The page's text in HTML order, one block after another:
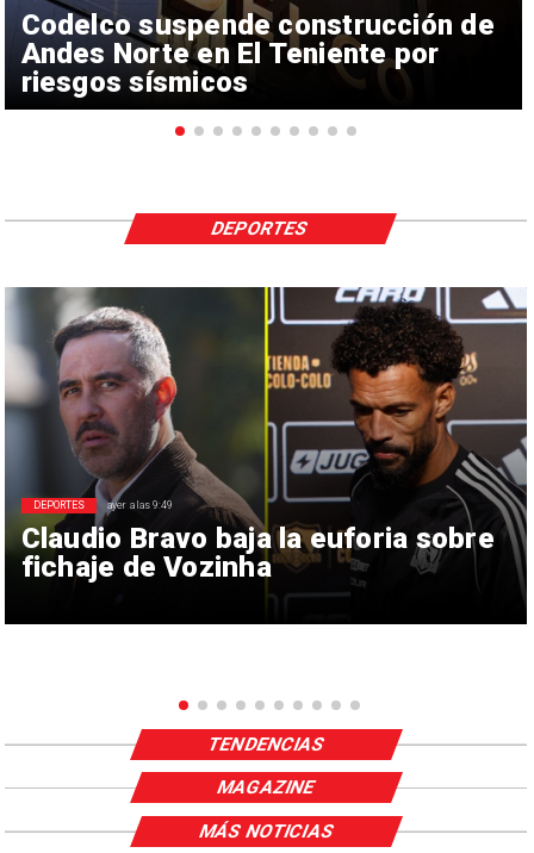
Codelco suspende construcción de
Andes Norte en El Teniente por
riesgos sísmicos
Claudio Bravo baja la euforia sobre
fichaje de Vozinha
DEPORTES ayer a las 9:49
DEPORTES
TENDENCIAS
MAGAZINE
MÁS NOTICIAS